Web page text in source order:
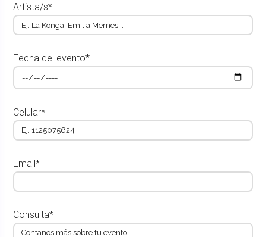
Artista/s*
Fecha del evento*
Celular*
Email*
Consulta*